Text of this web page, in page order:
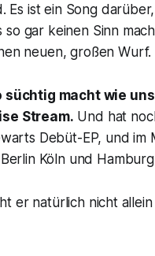
Es ist ein Song
so gar keinen Sinn
neuen, großen Wurf.
süchtig macht wie
Stream. Und hat
Debüt-EP, und
Köln und
er natürlich nicht